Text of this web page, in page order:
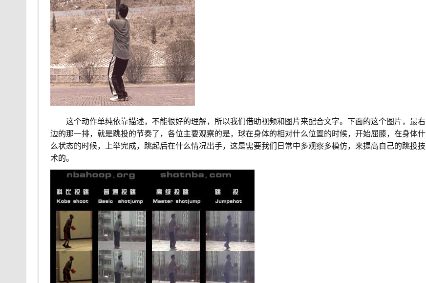
这个动作单纯依靠描述，不能很好的理解，所以我们借助视频和图片来配合文字。下面的这个图片，最右
边的那一排，就是跳投的节奏了，各位主要观察的是，球在身体的相对什么位置的时候，开始屈膝，在身体什
么状态的时候，上举完成，跳起后在什么情况出手，这是需要我们日常中多观察多模仿，来提高自己的跳投技
术的。